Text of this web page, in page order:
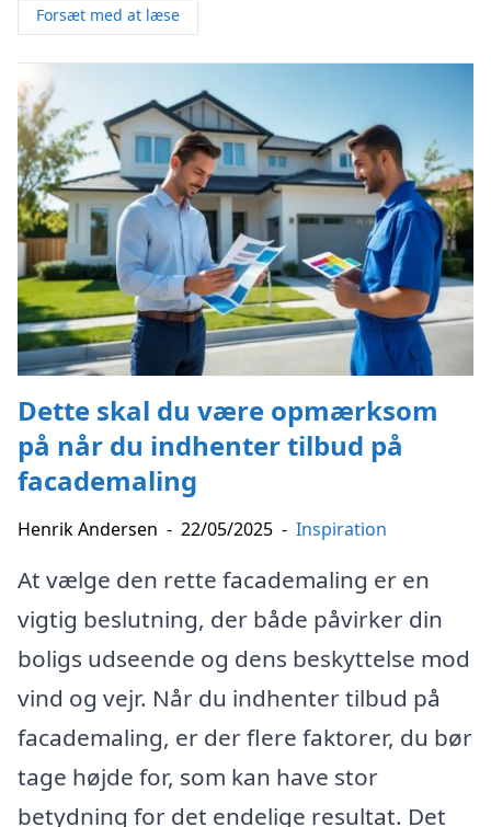
Forsæt med at læse
Dette skal du være opmærksom
på når du indhenter tilbud på
facademaling
Henrik Andersen - 22/05/2025 - Inspiration
At vælge den rette facademaling er en
vigtig beslutning, der både påvirker din
boligs udseende og dens beskyttelse mod
vind og vejr. Når du indhenter tilbud på
facademaling, er der flere faktorer, du bør
tage højde for, som kan have stor
betydning for det endelige resultat. Det